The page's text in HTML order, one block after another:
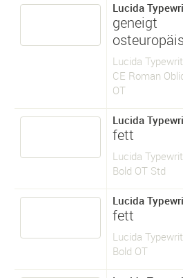
Lucida
geneigt
Lucida
CE Roman
OT
Lucida
fett
Lucida
Bold OT Std
Lucida
fett
Lucida
Bold OT